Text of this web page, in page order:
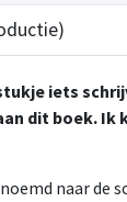
iets
dit boek. Ik
naar de